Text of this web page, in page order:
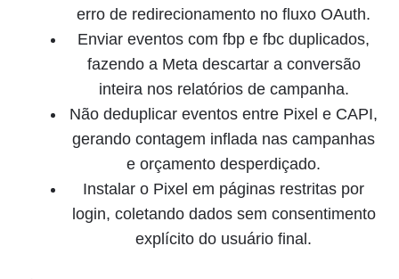
erro de redirecionamento no fluxo OAuth.
Enviar eventos com fbp e fbc duplicados,
fazendo a Meta descartar a conversão
inteira nos relatórios de campanha.
Não deduplicar eventos entre Pixel e CAPI,
gerando contagem inflada nas campanhas
e orçamento desperdiçado.
Instalar o Pixel em páginas restritas por
login, coletando dados sem consentimento
explícito do usuário final.